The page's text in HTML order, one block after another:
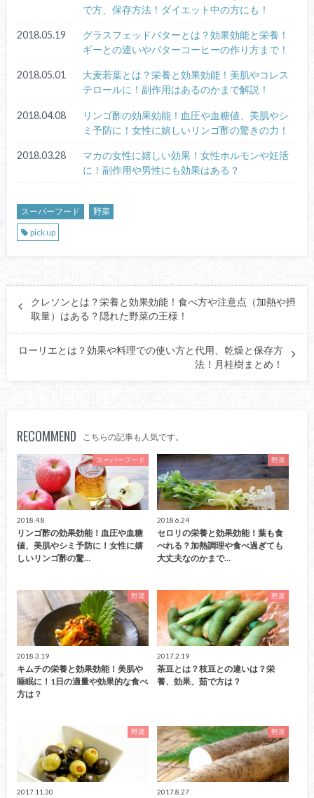
で方、保存方法！ダイエット中の方にも！
2018.05.19
グラスフェッドバターとは？効果効能と栄養！
ギーとの違いやバターコーヒーの作り方まで！
2018.05.01
大麦若葉とは？栄養と効果効能！美肌やコレス
テロールに！副作用はあるのかまで解説！
2018.04.08
リンゴ酢の効果効能！血圧や血糖値、美肌やシ
ミ予防に！女性に嬉しいリンゴ酢の驚きの力！
2018.03.28
マカの女性に嬉しい効果！女性ホルモンや妊活
に！副作用や男性にも効果はある？
スーパーフード
野菜
pick up
クレソンとは？栄養と効果効能！食べ方や注意点（加熱や摂
取量）はある？隠れた野菜の王様！
ローリエとは？効果や料理での使い方と代用、乾燥と保存方
法！月桂樹まとめ！
RECOMMEND こちらの記事も人気です。
スーパーフード
2018.4.8
リンゴ酢の効果効能！血圧や血糖
値、美肌やシミ予防に！女性に嬉
しいリンゴ酢の驚…
野菜
2018.6.24
セロリの栄養と効果効能！葉も食
べれる？加熱調理や食べ過ぎても
大丈夫なのかまで…
野菜
2018.3.19
キムチの栄養と効果効能！美肌や
睡眠に！1日の適量や効果的な食べ
方は？
野菜
2017.2.19
茶豆とは？枝豆との違いは？栄
養、効果、茹で方は？
野菜
2017.11.30
野菜
2017.8.27